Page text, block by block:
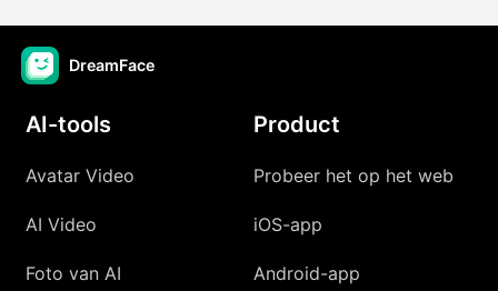
DreamFace
AI-tools
Avatar Video
AI Video
Foto van AI
Product
Probeer het op het web
iOS-app
Android-app